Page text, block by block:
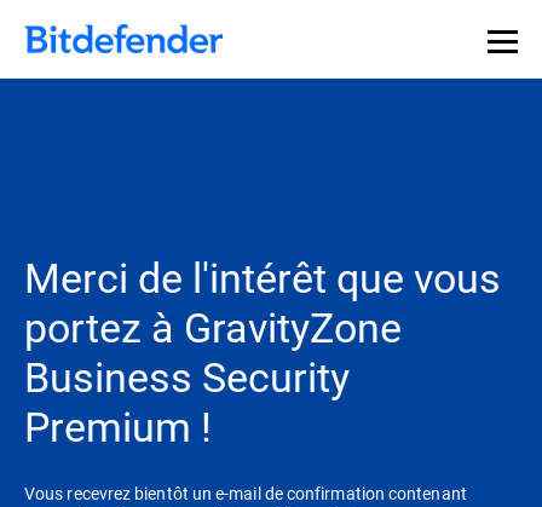
Merci de l'intérêt que vous
portez à GravityZone
Business Security
Premium !
Vous recevrez bientôt un e-mail de confirmation contenant